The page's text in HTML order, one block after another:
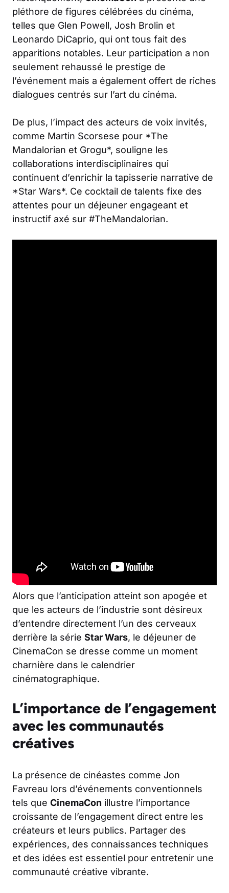
pléthore de figures célébrées du cinéma,
telles que Glen Powell, Josh Brolin et
Leonardo DiCaprio, qui ont tous fait des
apparitions notables. Leur participation a non
seulement rehaussé le prestige de
l’événement mais a également offert de riches
dialogues centrés sur l’art du cinéma.
De plus, l’impact des acteurs de voix invités,
comme Martin Scorsese pour *The
Mandalorian et Grogu*, souligne les
collaborations interdisciplinaires qui
continuent d’enrichir la tapisserie narrative de
*Star Wars*. Ce cocktail de talents fixe des
attentes pour un déjeuner engageant et
instructif axé sur #TheMandalorian.
Alors que l’anticipation atteint son apogée et
que les acteurs de l’industrie sont désireux
d’entendre directement l’un des cerveaux
derrière la série Star Wars, le déjeuner de
CinemaCon se dresse comme un moment
charnière dans le calendrier
cinématographique.
L’importance de l’engagement
avec les communautés
créatives
La présence de cinéastes comme Jon
Favreau lors d’événements conventionnels
tels que CinemaCon illustre l’importance
croissante de l’engagement direct entre les
créateurs et leurs publics. Partager des
expériences, des connaissances techniques
et des idées est essentiel pour entretenir une
communauté créative vibrante.